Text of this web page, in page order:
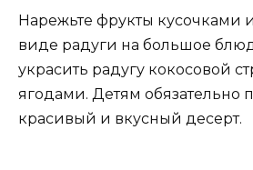
Нарежьте фрукты кусочками
виде радуги на большое
украсить радугу кокосовой
ягодами. Детям обязательно
красивый и вкусный десерт.